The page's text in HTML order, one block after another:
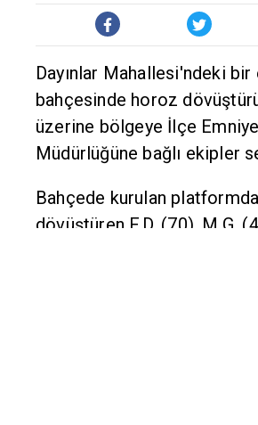
Dayınlar Mahallesi'ndeki bir
bahçesinde horoz
üzerine bölgeye İlçe
Müdürlüğüne bağlı ekipler
Bahçede kurulan
dövüştüren F.D. (70), M.G.